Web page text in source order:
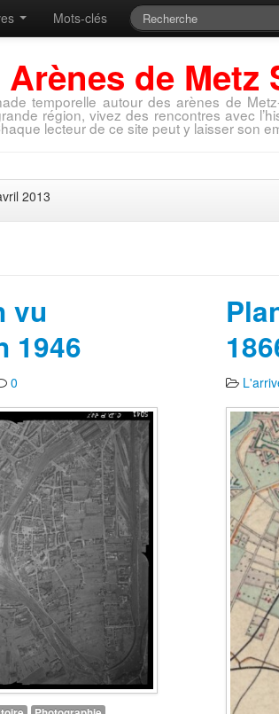
Mots-clés
de Metz
temporelle autour des arènes de
région, vivez des rencontres avec
lecteur de ce site peut y laisser son
2013
vu
1946
0